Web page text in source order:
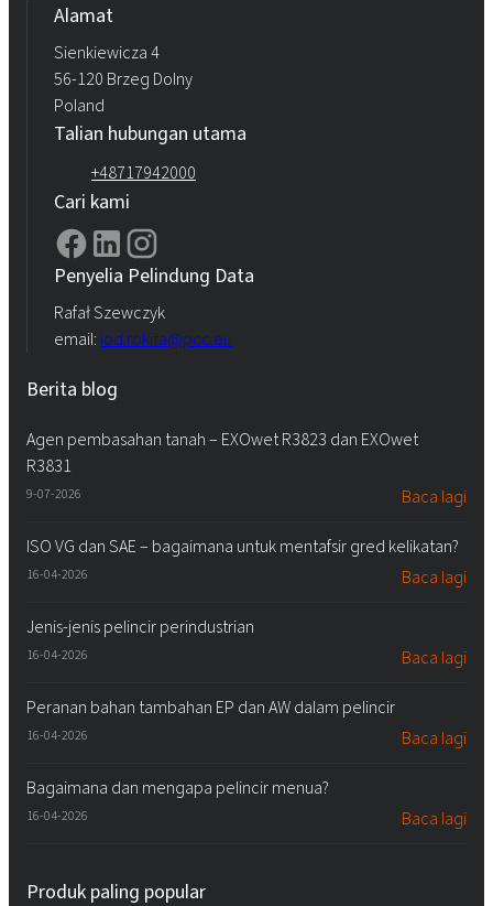
Alamat
Sienkiewicza 4
56-120 Brzeg Dolny
Poland
Talian hubungan utama
+48717942000
Cari kami
Penyelia Pelindung Data
Rafał Szewczyk
email: iod.rokita@pcc.eu
Berita blog
Agen pembasahan tanah – EXOwet R3823 dan EXOwet
R3831
9-07-2026 Baca lagi
ISO VG dan SAE – bagaimana untuk mentafsir gred kelikatan?
16-04-2026 Baca lagi
Jenis-jenis pelincir perindustrian
16-04-2026 Baca lagi
Peranan bahan tambahan EP dan AW dalam pelincir
16-04-2026 Baca lagi
Bagaimana dan mengapa pelincir menua?
16-04-2026 Baca lagi
Produk paling popular